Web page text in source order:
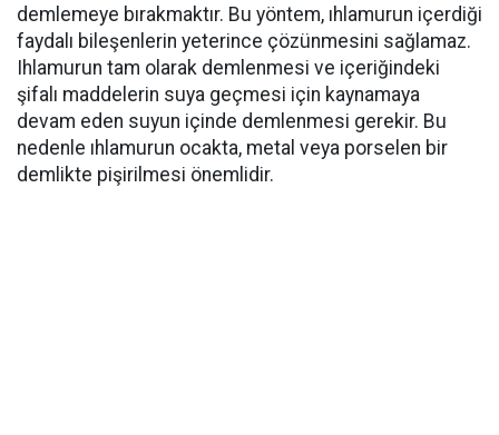
demlemeye bırakmaktır. Bu yöntem, ıhlamurun içerdiği
faydalı bileşenlerin yeterince çözünmesini sağlamaz.
Ihlamurun tam olarak demlenmesi ve içeriğindeki
şifalı maddelerin suya geçmesi için kaynamaya
devam eden suyun içinde demlenmesi gerekir. Bu
nedenle ıhlamurun ocakta, metal veya porselen bir
demlikte pişirilmesi önemlidir.